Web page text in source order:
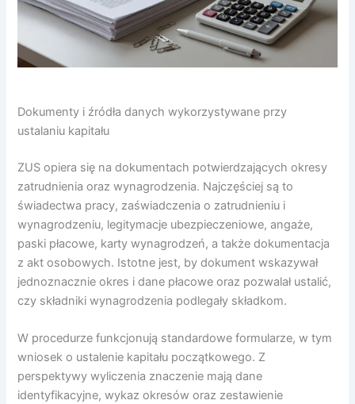
Dokumenty i źródła danych wykorzystywane przy
ustalaniu kapitału
ZUS opiera się na dokumentach potwierdzających okresy
zatrudnienia oraz wynagrodzenia. Najczęściej są to
świadectwa pracy, zaświadczenia o zatrudnieniu i
wynagrodzeniu, legitymacje ubezpieczeniowe, angaże,
paski płacowe, karty wynagrodzeń, a także dokumentacja
z akt osobowych. Istotne jest, by dokument wskazywał
jednoznacznie okres i dane płacowe oraz pozwalał ustalić,
czy składniki wynagrodzenia podlegały składkom.
W procedurze funkcjonują standardowe formularze, w tym
wniosek o ustalenie kapitału początkowego. Z
perspektywy wyliczenia znaczenie mają dane
identyfikacyjne, wykaz okresów oraz zestawienie